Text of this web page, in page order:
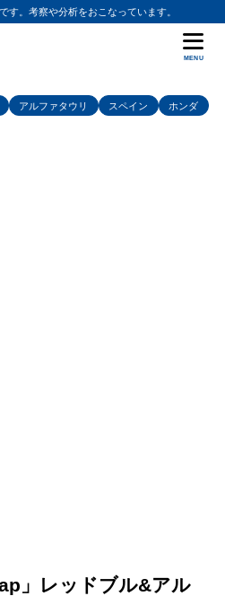
す。考察や分析をおこなっています。
MENU
アルファタウリ スペイン
ホンダ
」レッドブル&アル